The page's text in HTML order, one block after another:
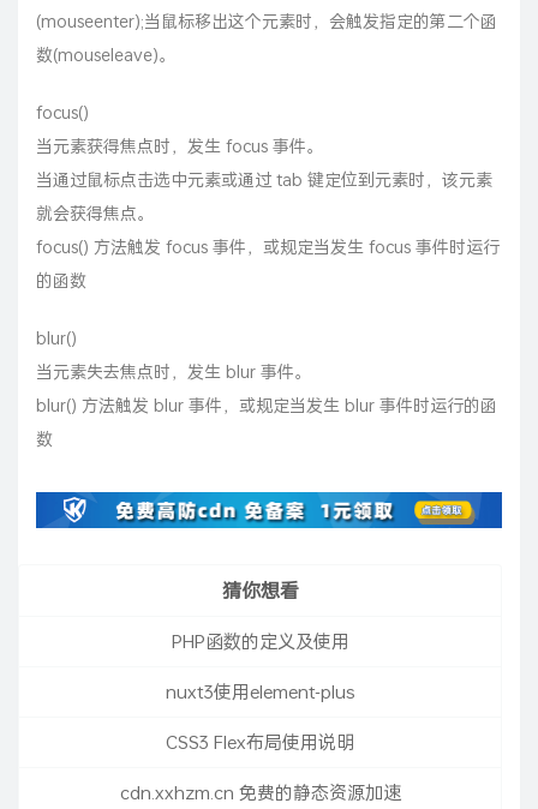
(mouseenter);当鼠标移出这个元素时，会触发指定的第二个函
数(mouseleave)。
focus()
当元素获得焦点时，发生 focus 事件。
当通过鼠标点击选中元素或通过 tab 键定位到元素时，该元素
就会获得焦点。
focus() 方法触发 focus 事件，或规定当发生 focus 事件时运行
的函数
blur()
当元素失去焦点时，发生 blur 事件。
blur() 方法触发 blur 事件，或规定当发生 blur 事件时运行的函
数
猜你想看
PHP函数的定义及使用
nuxt3使用element-plus
CSS3 Flex布局使用说明
cdn.xxhzm.cn 免费的静态资源加速